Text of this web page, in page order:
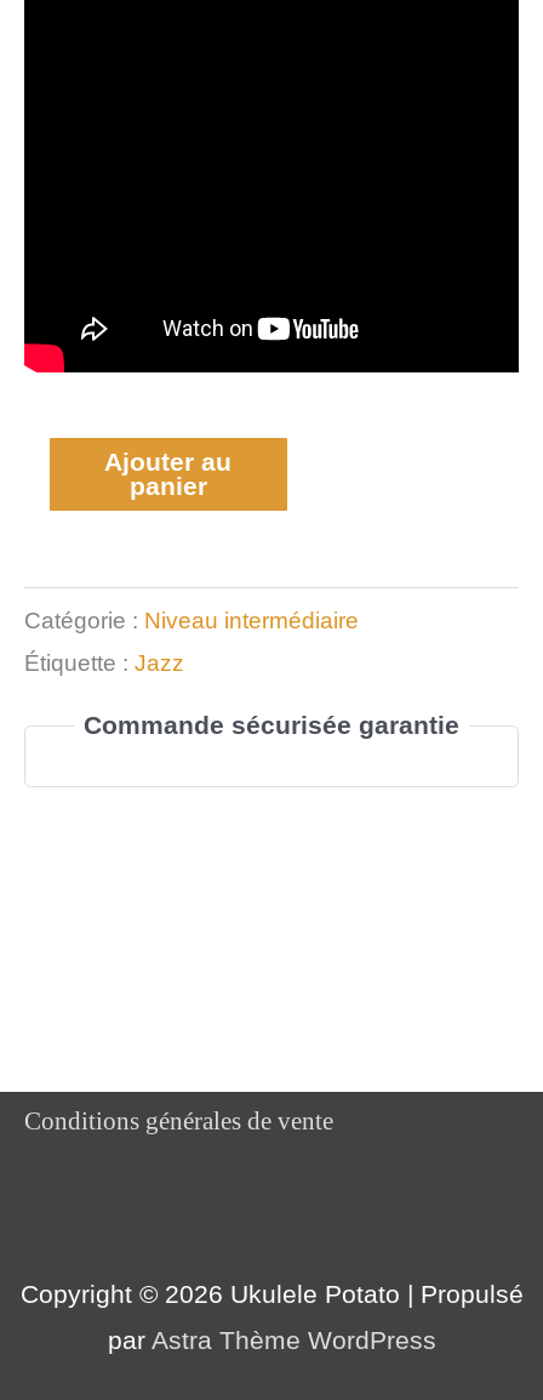
Ajouter au
panier
Catégorie : Niveau intermédiaire
Étiquette : Jazz
Commande sécurisée garantie
Conditions générales de vente
Copyright © 2026 Ukulele Potato | Propulsé
par Astra Thème WordPress